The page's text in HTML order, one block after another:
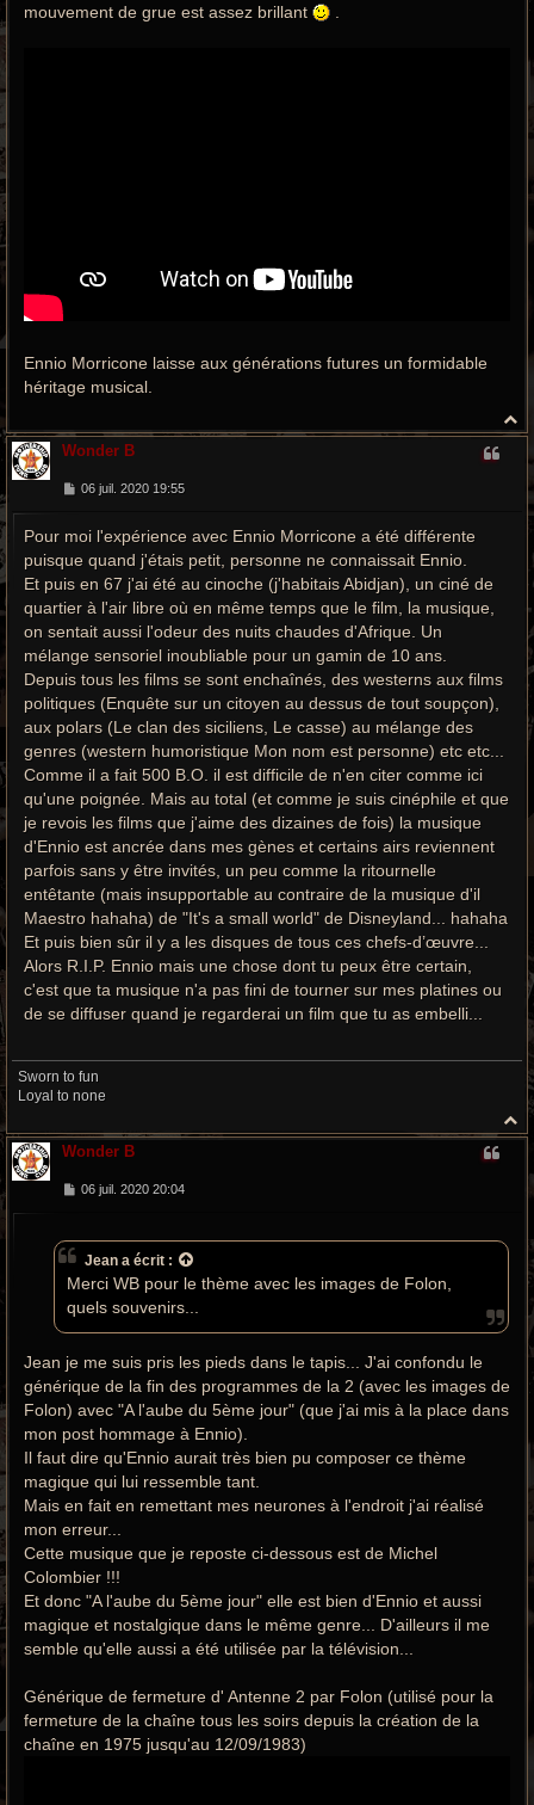
mouvement de grue est assez brillant
Ennio Morricone laisse aux générations futures un formidable
héritage musical.
a
Wonder B
M
s
g
e
06 juil. 2020 19:55
Pour moi l'expérience avec Ennio Morricone a été différente
puisque quand j'étais petit, personne ne connaissait Ennio.
Et puis en 67 j'ai été au cinoche (j'habitais Abidjan), un ciné de
quartier à l'air libre où en même temps que le film, la musique,
on sentait aussi l'odeur des nuits chaudes d'Afrique. Un
mélange sensoriel inoubliable pour un gamin de 10 ans.
Depuis tous les films se sont enchaînés, des westerns aux films
politiques (Enquête sur un citoyen au dessus de tout soupçon),
aux polars (Le clan des siciliens, Le casse) au mélange des
genres (western humoristique Mon nom est personne) etc etc...
Comme il a fait 500 B.O. il est difficile de n'en citer comme ici
qu'une poignée. Mais au total (et comme je suis cinéphile et que
je revois les films que j'aime des dizaines de fois) la musique
d'Ennio est ancrée dans mes gènes et certains airs reviennent
parfois sans y être invités, un peu comme la ritournelle
entêtante (mais insupportable au contraire de la musique d'il
Maestro hahaha) de "It's a small world" de Disneyland... hahaha
Et puis bien sûr il y a les disques de tous ces chefs-d’œuvre...
Alors R.I.P. Ennio mais une chose dont tu peux être certain,
c'est que ta musique n'a pas fini de tourner sur mes platines ou
de se diffuser quand je regarderai un film que tu as embelli...
Sworn to fun
Loyal to none
a
Wonder B
M
g
e
06 juil. 2020 20:04
Jean a écrit :
Merci WB pour le thème avec les images de Folon,
quels souvenirs...
Jean je me suis pris les pieds dans le tapis... J'ai confondu le
générique de la fin des programmes de la 2 (avec les images de
Folon) avec "A l'aube du 5ème jour" (que j'ai mis à la place dans
mon post hommage à Ennio).
Il faut dire qu'Ennio aurait très bien pu composer ce thème
magique qui lui ressemble tant.
Mais en fait en remettant mes neurones à l'endroit j'ai réalisé
mon erreur...
Cette musique que je reposte ci-dessous est de Michel
Colombier !!!
Et donc "A l'aube du 5ème jour" elle est bien d'Ennio et aussi
magique et nostalgique dans le même genre... D'ailleurs il me
semble qu'elle aussi a été utilisée par la télévision...
Générique de fermeture d' Antenne 2 par Folon (utilisé pour la
fermeture de la chaîne tous les soirs depuis la création de la
chaîne en 1975 jusqu'au 12/09/1983)